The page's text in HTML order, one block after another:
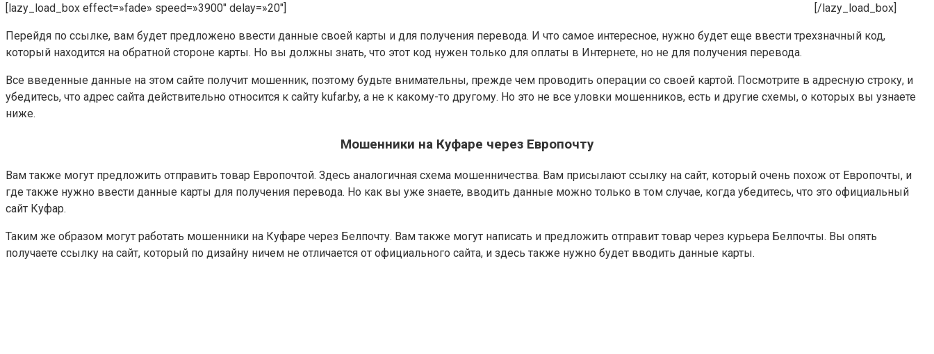
[lazy_load_box effect=»fade» speed=»3900″ delay=»20″] [/lazy_load_box]
Перейдя по ссылке, вам будет предложено ввести данные своей карты и для получения перевода. И что самое интересное, нужно будет еще ввести трехзначный код,
который находится на обратной стороне карты. Но вы должны знать, что этот код нужен только для оплаты в Интернете, но не для получения перевода.
Все введенные данные на этом сайте получит мошенник, поэтому будьте внимательны, прежде чем проводить операции со своей картой. Посмотрите в адресную строку, и
убедитесь, что адрес сайта действительно относится к сайту kufar.by, а не к какому-то другому. Но это не все уловки мошенников, есть и другие схемы, о которых вы узнаете
ниже.
Мошенники на Куфаре через Европочту
Вам также могут предложить отправить товар Европочтой. Здесь аналогичная схема мошенничества. Вам присылают ссылку на сайт, который очень похож от Европочты, и
где также нужно ввести данные карты для получения перевода. Но как вы уже знаете, вводить данные можно только в том случае, когда убедитесь, что это официальный
сайт Куфар.
Таким же образом могут работать мошенники на Куфаре через Белпочту. Вам также могут написать и предложить отправит товар через курьера Белпочты. Вы опять
получаете ссылку на сайт, который по дизайну ничем не отличается от официального сайта, и здесь также нужно будет вводить данные карты.